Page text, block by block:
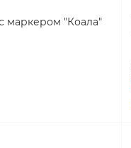
маркером "Коала"